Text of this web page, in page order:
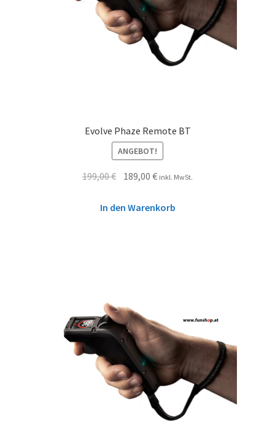
Evolve Phaze Remote BT
ANGEBOT!
199,00€ 189,00€ inkl. MwSt.
In den Warenkorb